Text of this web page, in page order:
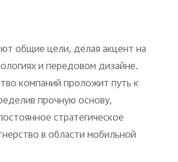
общие цели, делая акцент на
и передовом дизайне.
компаний проложит путь к
прочную основу,
стратегическое
в области мобильной